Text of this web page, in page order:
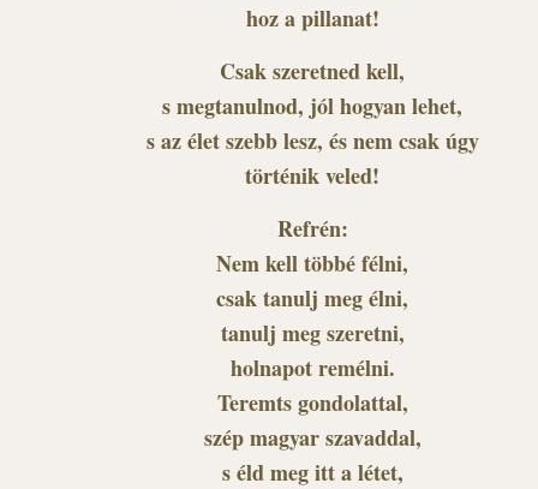
hoz a pillanat!
Csak szeretned kell,
s megtanulnod, jól hogyan lehet,
s az élet szebb lesz, és nem csak úgy
történik veled!
Refrén:
Nem kell többé félni,
csak tanulj meg élni,
tanulj meg szeretni,
holnapot remélni.
Teremts gondolattal,
szép magyar szavaddal,
s éld meg itt a létet,